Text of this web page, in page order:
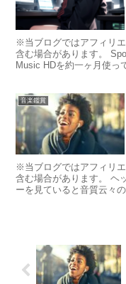
※当ブログではアフィリ
含む場合があります。
Music HDを約一ヶ月使っ
音楽鑑賞
※当ブログではアフィリ
含む場合があります。 ヘ
ーを見ていると音質云々